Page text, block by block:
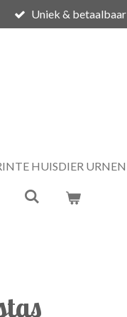
Uniek & betaalbaar
HUISDIER URNEN